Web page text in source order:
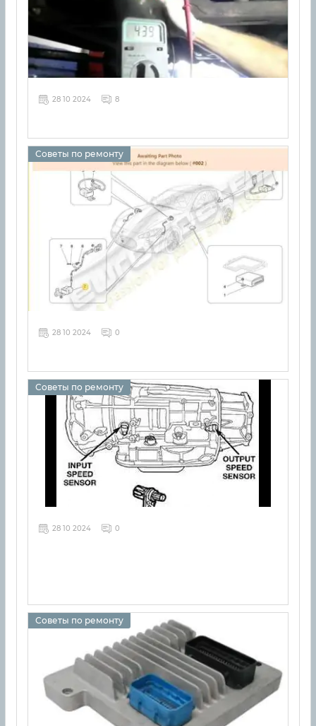
28 10 2024 8
Советы по ремонту
28 10 2024 0
Советы по ремонту
28 10 2024 0
Советы по ремонту